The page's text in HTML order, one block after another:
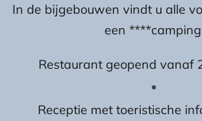
In de bijgebouwen vindt u alle
een
Restaurant geopend vanaf
Receptie met toeristische